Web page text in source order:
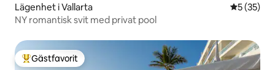
Lägenhet i Vallarta 5 av 5 i
5 (35)
NY romantisk svit med privat pool
Populär gästfavorit
Gästfavorit